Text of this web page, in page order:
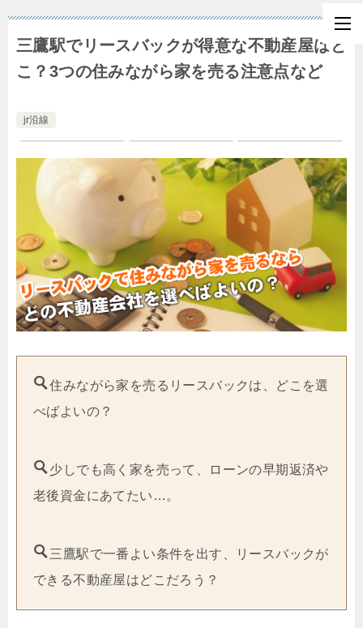
三鷹駅でリースバックが得意な不動産屋はど
こ？3つの住みながら家を売る注意点など
jr沿線
住みながら家を売るリースバックは、どこを選
べばよいの？
少しでも高く家を売って、ローンの早期返済や
老後資金にあてたい…。
三鷹駅で一番よい条件を出す、リースバックが
できる不動産屋はどこだろう？